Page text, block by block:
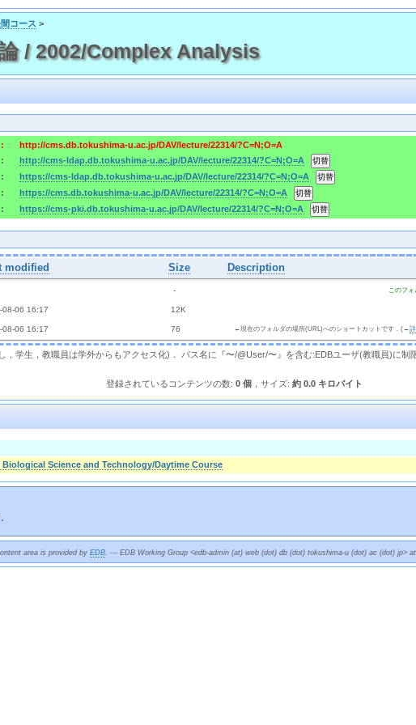
コース >
/ 2002/Complex Analysis
:
http://cms.db.tokushima-u.ac.jp/DAV/lecture/22314/?C=N;O=A
:
http://cms-ldap.db.tokushima-u.ac.jp/DAV/lecture/22314/?C=N;O=A
:
https://cms-ldap.db.tokushima-u.ac.jp/DAV/lecture/22314/?C=N;O=A
:
https://cms.db.tokushima-u.ac.jp/DAV/lecture/22314/?C=N;O=A
: https://cms-pki.db.tokushima-u.ac.jp/DAV/lecture/22314/?C=N;O=A
modified Size
Description
  -
このフ
08-06 16:17 12K
08-06 16:17 76 ←現在のフォルダの場所(URL)へのショートカットです．(→
学生，教職員は学外からもアクセス化)． パス名に『〜/@User/〜』を含む:EDBユーザ(教職員)に
登録されているコンテンツの数:0 個 ，サイズ:約 0.0 キロバイト
Biological Science and Technology/Daytime Course
area is provided byEDB. --- EDB Working Group <edb-admin (at) web (dot) db (dot) tokushima-u (dot) ac (dot) jp>